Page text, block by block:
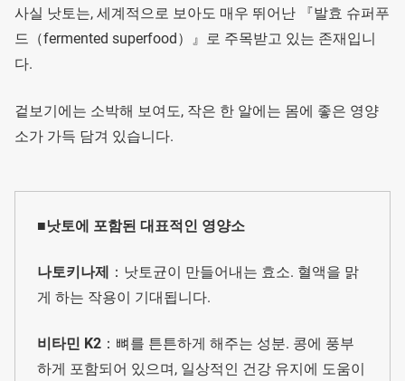
사실 낫토는, 세계적으로 보아도 매우 뛰어난 『발효 슈퍼푸
드（fermented superfood）』로 주목받고 있는 존재입니
다.
겉보기에는 소박해 보여도, 작은 한 알에는 몸에 좋은 영양
소가 가득 담겨 있습니다.
■낫토에 포함된 대표적인 영양소
나토키나제 ：낫토균이 만들어내는 효소. 혈액을 맑
게 하는 작용이 기대됩니다.
비타민 K2 ：뼈를 튼튼하게 해주는 성분. 콩에 풍부
하게 포함되어 있으며, 일상적인 건강 유지에 도움이